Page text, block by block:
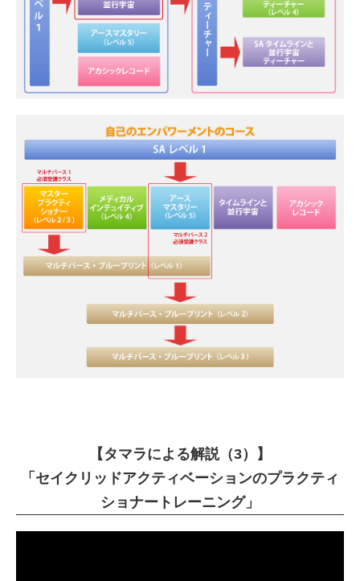
【タマラによる解説（3）】
「セイクリッドアクティベーションのプラクティ
ショナートレーニング」